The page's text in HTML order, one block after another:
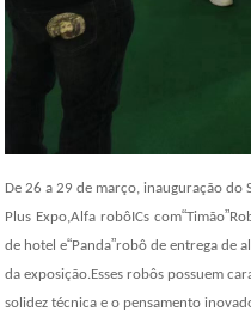
De 26 a 29 de março, inauguração do
Plus Expo,Alfa robô ICs com“Timão”
de hotel e“Panda”robô de entrega de
da exposição.Esses robôs possuem
solidez técnica e o pensamento